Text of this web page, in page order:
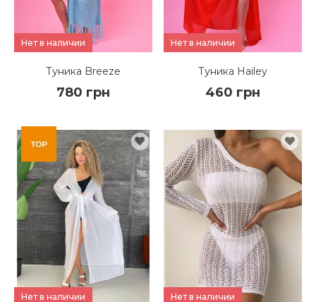
Нет в наличии
КУПИТЬ
ПОДРОБНЕЕ
Туника Breeze
780 грн
Нет в наличии
КУПИТЬ
ПОДРОБНЕЕ
Туника Hailey
460 грн
Нет в наличии Нет в наличии